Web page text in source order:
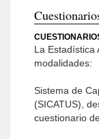
La Estadística
modalidades:
Sistema de
(SICATUS),
cuestionario